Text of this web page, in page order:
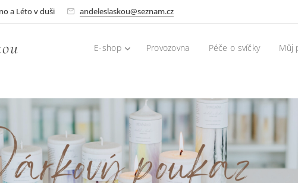
a Léto v duši andeleslaskou@seznam.cz
♥ E-shop Provozovna Péče o svíčky Můj